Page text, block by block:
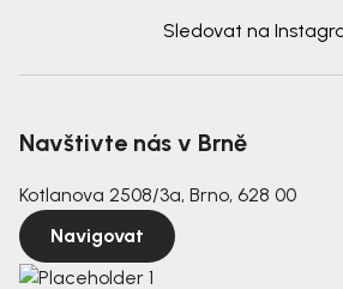
Sledovat na
Navštivte nás v Brně
Kotlanova 2508/3a, Brno, 628 00
Navigovat